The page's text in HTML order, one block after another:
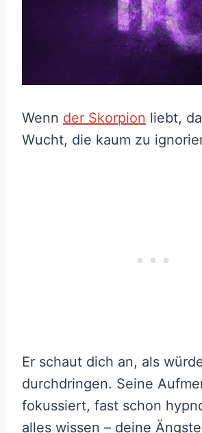
Wenn der Skorpion liebt,
Wucht, die kaum zu
Er schaut dich an, als
durchdringen. Seine
fokussiert, fast schon
alles wissen – deine